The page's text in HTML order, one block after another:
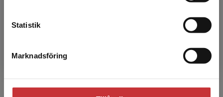
Statistik
Marknadsföring